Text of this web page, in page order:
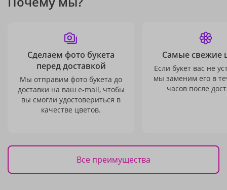
Сделаем фото букета
перед доставкой
Мы отправим фото букета до
доставки на ваш e-mail, чтобы
вы смогли удостовериться в
качестве цветов.
Самые свежие
Если букет вас не
мы заменим его в
часов после
Все преимущества